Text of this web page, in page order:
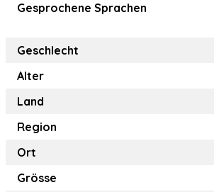
Gesprochene Sprachen
Geschlecht
Alter
Land
Region
Ort
Grösse